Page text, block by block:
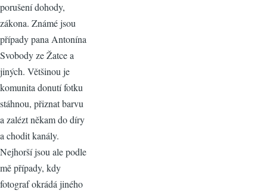
porušení dohody,
zákona. Známé jsou
případy pana Antonína
Svobody ze Žatce a
jiných. Většinou je
komunita donutí fotku
stáhnou, přiznat barvu
a zalézt někam do díry
a chodit kanály.
Nejhorší jsou ale podle
mě případy, kdy
fotograf okrádá jiného